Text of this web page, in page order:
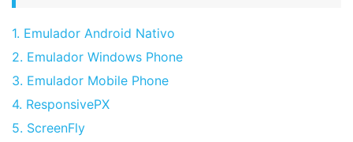
1. Emulador Android Nativo
2. Emulador Windows Phone
3. Emulador Mobile Phone
4. ResponsivePX
5. ScreenFly